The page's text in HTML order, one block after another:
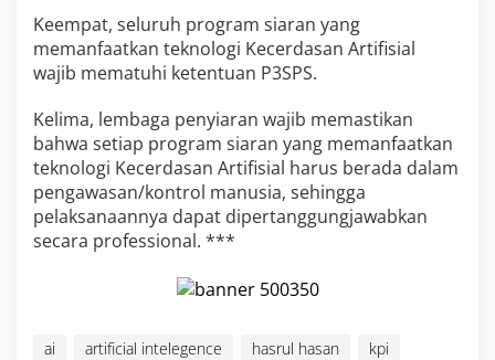
Keempat, seluruh program siaran yang
memanfaatkan teknologi Kecerdasan Artifisial
wajib mematuhi ketentuan P3SPS.
Kelima, lembaga penyiaran wajib memastikan
bahwa setiap program siaran yang memanfaatkan
teknologi Kecerdasan Artifisial harus berada dalam
pengawasan/kontrol manusia, sehingga
pelaksanaannya dapat dipertanggungjawabkan
secara professional. ***
ai artificial intelegence hasrul hasan
kpi